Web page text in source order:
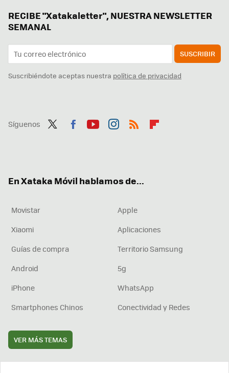
RECIBE "Xatakaletter", NUESTRA NEWSLETTER
SEMANAL
SUSCRIBIR
Suscribiéndote aceptas nuestra política de privacidad
Síguenos
En Xataka Móvil hablamos de...
Movistar
Apple
Xiaomi
Aplicaciones
Guías de compra
Territorio Samsung
Android
5g
iPhone
WhatsApp
Smartphones Chinos
Conectividad y Redes
VER MÁS TEMAS